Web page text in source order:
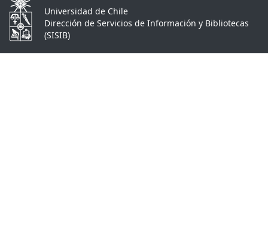
Universidad de Chile
Dirección de Servicios de Información y Bibliotecas
(SISIB)